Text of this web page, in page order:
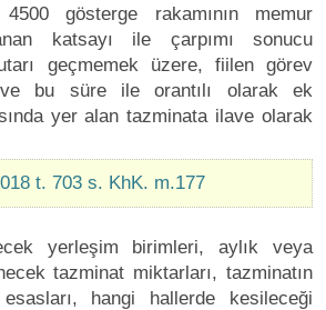
gösterge rakamının memur
katsayı ile çarpımı sonucu
geçmemek üzere, fiilen görev
ve bu süre ile orantılı olarak ek
yer alan tazminata ilave olarak
t. 703 s. KhK. m.177
yerleşim birimleri, aylık veya
tazminat miktarları, tazminatın
hangi hallerde kesileceği